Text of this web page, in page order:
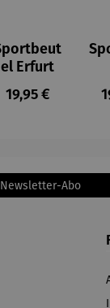
el Erfurt
Regulärer Preis:
19,95 €
Abo